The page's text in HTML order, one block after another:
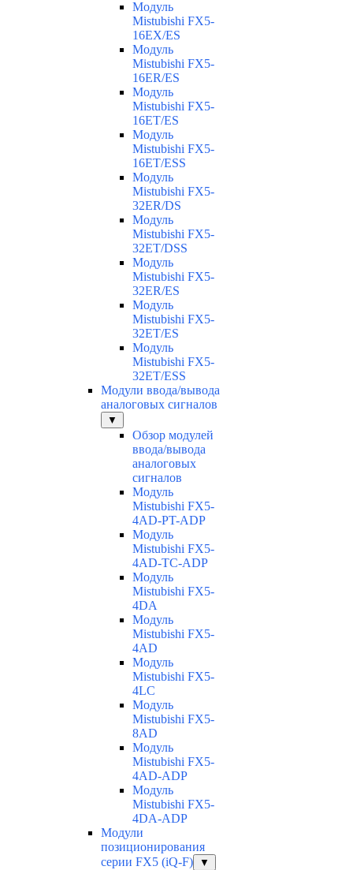
Модуль
Mistubishi FX5-
16EX/ES
Модуль
Mistubishi FX5-
16ER/ES
Модуль
Mistubishi FX5-
16ET/ES
Модуль
Mistubishi FX5-
16ET/ESS
Модуль
Mistubishi FX5-
32ER/DS
Модуль
Mistubishi FX5-
32ET/DSS
Модуль
Mistubishi FX5-
32ER/ES
Модуль
Mistubishi FX5-
32ET/ES
Модуль
Mistubishi FX5-
32ET/ESS
Модули ввода/вывода
аналоговых сигналов
▼
Обзор модулей
ввода/вывода
аналоговых
сигналов
Модуль
Mistubishi FX5-
4AD-PT-ADP
Модуль
Mistubishi FX5-
4AD-TC-ADP
Модуль
Mistubishi FX5-
4DA
Модуль
Mistubishi FX5-
4AD
Модуль
Mistubishi FX5-
4LC
Модуль
Mistubishi FX5-
8AD
Модуль
Mistubishi FX5-
4AD-ADP
Модуль
Mistubishi FX5-
4DA-ADP
Модули
позиционирования
серии FX5 (iQ-F)
▼